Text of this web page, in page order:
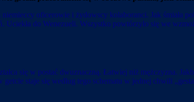
oficerowie i żydowscy kolaboranci. Jak śmiała
Uciekła do Wenezueli. Wszystko powtórzyło się we
się w postać dwuznaczną. Łatwiej niż mężczyzna.
staje się według tego schematu w jednej chwili